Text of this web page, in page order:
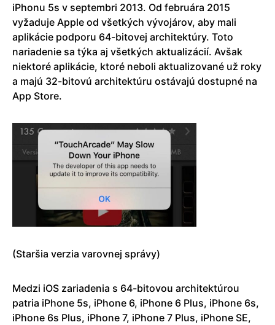
iPhonu 5s v septembri 2013. Od februára 2015
vyžaduje Apple od všetkých vývojárov, aby mali
aplikácie podporu 64-bitovej architektúry. Toto
nariadenie sa týka aj všetkých aktualizácií. Avšak
niektoré aplikácie, ktoré neboli aktualizované už roky
a majú 32-bitovú architektúru ostávajú dostupné na
App Store.
(Staršia verzia varovnej správy)
Medzi iOS zariadenia s 64-bitovou architektúrou
patria iPhone 5s, iPhone 6, iPhone 6 Plus, iPhone 6s,
iPhone 6s Plus, iPhone 7, iPhone 7 Plus, iPhone SE,